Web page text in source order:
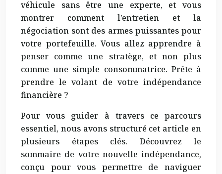
véhicule sans être une experte, et vous
montrer comment l’entretien et la
négociation sont des armes puissantes pour
votre portefeuille. Vous allez apprendre à
penser comme une stratège, et non plus
comme une simple consommatrice. Prête à
prendre le volant de votre indépendance
financière ?
Pour vous guider à travers ce parcours
essentiel, nous avons structuré cet article en
plusieurs étapes clés. Découvrez le
sommaire de votre nouvelle indépendance,
conçu pour vous permettre de naviguer